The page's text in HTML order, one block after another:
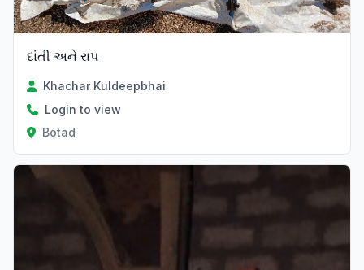
દાંતી અને રાપ
Khachar Kuldeepbhai
Login to view
Botad